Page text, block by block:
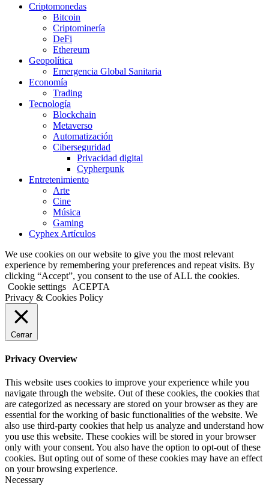
Criptomonedas
Bitcoin
Criptominería
DeFi
Ethereum
Geopolítica
Emergencia Global Sanitaria
Economía
Trading
Tecnología
Blockchain
Metaverso
Automatización
Ciberseguridad
Privacidad digital
Cypherpunk
Entretenimiento
Arte
Cine
Música
Gaming
Cyphex Artículos
We use cookies on our website to give you the most relevant
experience by remembering your preferences and repeat visits. By
clicking “Accept”, you consent to the use of ALL the cookies.
Cookie settings
ACEPTA
Privacy & Cookies Policy
Cerrar
Privacy Overview
This website uses cookies to improve your experience while you
navigate through the website. Out of these cookies, the cookies that
are categorized as necessary are stored on your browser as they are
essential for the working of basic functionalities of the website. We
also use third-party cookies that help us analyze and understand how
you use this website. These cookies will be stored in your browser
only with your consent. You also have the option to opt-out of these
cookies. But opting out of some of these cookies may have an effect
on your browsing experience.
Necessary